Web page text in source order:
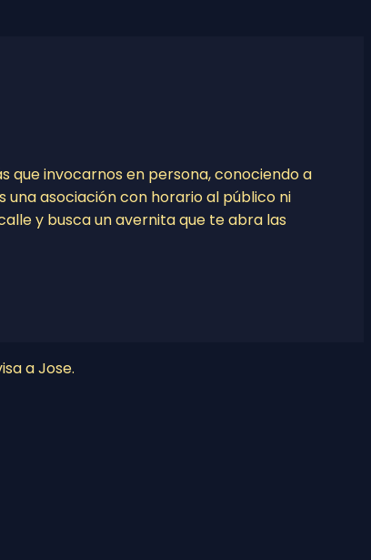
que invocarnos en persona, conociendo a
una asociación con horario al público ni
y busca un avernita que te abra las
a Jose.